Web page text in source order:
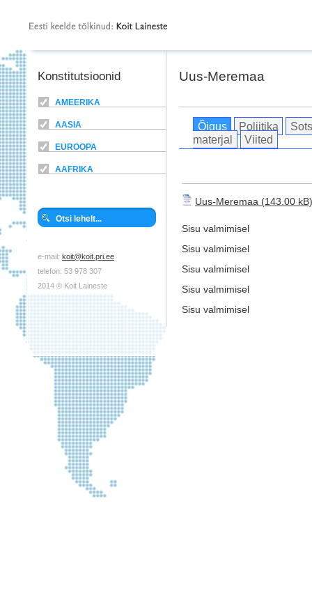
Konstitutsioonid
AMEERIKA
AASIA
EUROOPA
AAFRIKA
e-mail: koit@koit.pri.ee
telefon: 53 978 307
2014 © Koit Laineste
Uus-Meremaa
Õigus Poliitika
materjal
Viited
Uus-Meremaa
Sisu valmimisel
Sisu valmimisel
Sisu valmimisel
Sisu valmimisel
Sisu valmimisel